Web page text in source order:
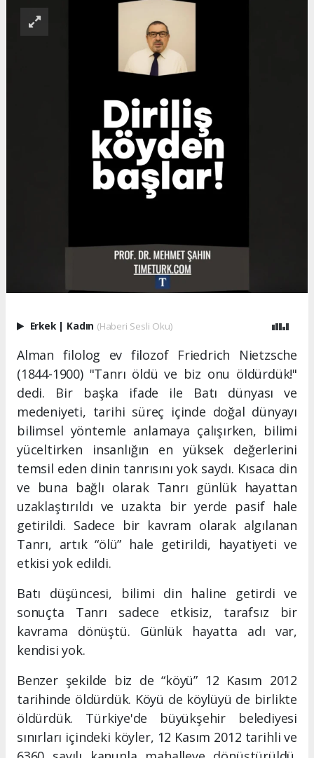
Erkek | Kadın (Haberi Sesli Oku)
Alman filolog ev filozof Friedrich Nietzsche
(1844-1900) "Tanrı öldü ve biz onu öldürdük!"
dedi. Bir başka ifade ile Batı dünyası ve
medeniyeti, tarihi süreç içinde doğal dünyayı
bilimsel yöntemle anlamaya çalışırken, bilimi
yüceltirken insanlığın en yüksek değerlerini
temsil eden dinin tanrısını yok saydı. Kısaca din
ve buna bağlı olarak Tanrı günlük hayattan
uzaklaştırıldı ve uzakta bir yerde pasif hale
getirildi. Sadece bir kavram olarak algılanan
Tanrı, artık “ölü” hale getirildi, hayatiyeti ve
etkisi yok edildi.
Batı düşüncesi, bilimi din haline getirdi ve
sonuçta Tanrı sadece etkisiz, tarafsız bir
kavrama dönüştü. Günlük hayatta adı var,
kendisi yok.
Benzer şekilde biz de “köyü” 12 Kasım 2012
tarihinde öldürdük. Köyü de köylüyü de birlikte
öldürdük. Türkiye'de büyükşehir belediyesi
sınırları içindeki köyler, 12 Kasım 2012 tarihli ve